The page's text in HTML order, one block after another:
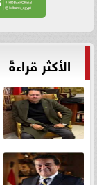
الأكثر قراءةً